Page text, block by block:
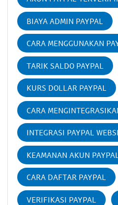
BIAYA ADMIN PAYPAL
CARA MENGGUNAKAN
TARIK SALDO PAYPAL
KURS DOLLAR PAYPAL
CARA
INTEGRASI PAYPAL
KEAMANAN AKUN PAYPAL
CARA DAFTAR PAYPAL
VERIFIKASI PAYPAL